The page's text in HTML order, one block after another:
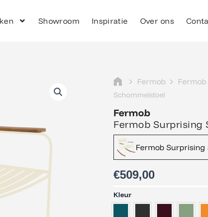
Showroom Inspiratie Over ons
Fermob
Schommelstoel
Fermob
Fermob Surprising
Fermob Surprising
€509,00
Kleur
Fermob
Surprising